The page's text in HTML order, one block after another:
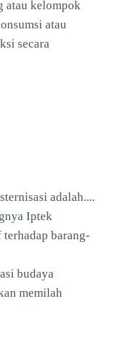
atau kelompok
atau
secara
adalah....
Iptek
barang-
budaya
memilah